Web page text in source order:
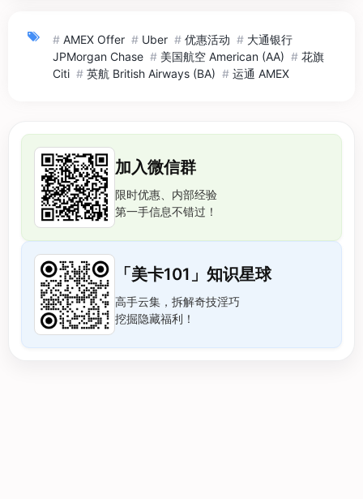
# AMEX Offer # Uber # 优惠活动 # 大通银行
JPMorgan Chase # 美国航空 American (AA) # 花旗
Citi # 英航 British Airways (BA) # 运通 AMEX
加入微信群
限时优惠、内部经验
第一手信息不错过！
「美卡101」知识星球
高手云集，拆解奇技淫巧
挖掘隐藏福利！